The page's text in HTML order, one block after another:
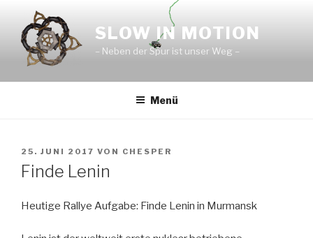
Inhalt
springen
SLOW IN MOTION
– Neben der Spur ist unser Weg –
Menü
VERÖFFENTLICHT
AM
25. JUNI 2017 VON CHESPER
Finde Lenin
Heutige Rallye Aufgabe: Finde Lenin in Murmansk